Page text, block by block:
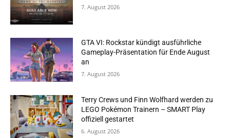
7. August 2026
GTA VI: Rockstar kündigt ausführliche
Gameplay-Präsentation für Ende August
an
7. August 2026
Terry Crews und Finn Wolfhard werden zu
LEGO Pokémon Trainern – SMART Play
offiziell gestartet
6. August 2026